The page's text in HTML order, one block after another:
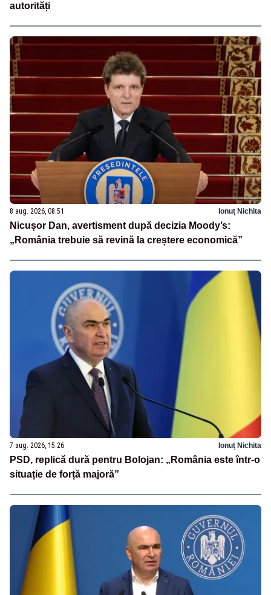
autorități
8 aug. 2026, 08:51 Ionuț Nichita
Nicușor Dan, avertisment după decizia Moody’s:
„România trebuie să revină la creștere economică”
7 aug. 2026, 15:26 Ionuț Nichita
PSD, replică dură pentru Bolojan: „România este într-o
situație de forță majoră”